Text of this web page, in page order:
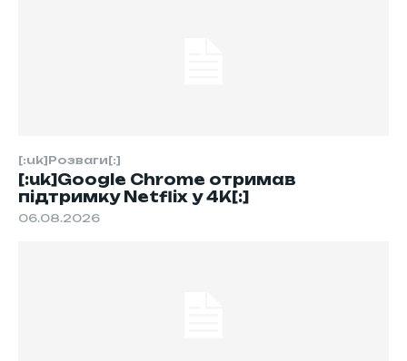
[:uk]Розваги[:]
[:uk]Google Chrome отримав
підтримку Netflix у 4K[:]
06.08.2026